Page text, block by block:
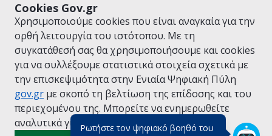
Ρωτήστε τον ψηφιακό βοηθό του
Cookies Gov.gr
Χρησιμοποιούμε cookies που είναι αναγκαία για την
ορθή λειτουργία του ιστότοπου. Με τη
συγκατάθεσή σας θα χρησιμοποιήσουμε και cookies
για να συλλέξουμε στατιστικά στοιχεία σχετικά με
την επισκεψιμότητα στην Ενιαία Ψηφιακή Πύλη
gov.gr με σκοπό τη βελτίωση της επίδοσης και του
περιεχομένου της. Μπορείτε να ενημερωθείτε
αναλυτικά για την Πολιτική Cookies.
Όροι Χρήσης
Πολιτική Απορρήτου
Δήλωση προσβασιμότητας
Πολιτική cookies
Προτάσεις για το gov.gr
Υλοποίηση από το Υπουργείο Ψηφιακής
Διακυβέρνησης
Ελληνικά |Αγγλικά